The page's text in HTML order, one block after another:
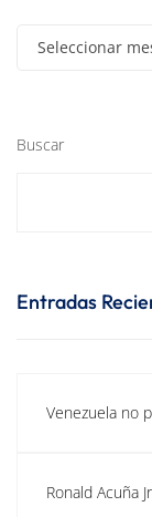
Seleccionar
Buscar
Entradas
Venezuela no
Ronald Acuña